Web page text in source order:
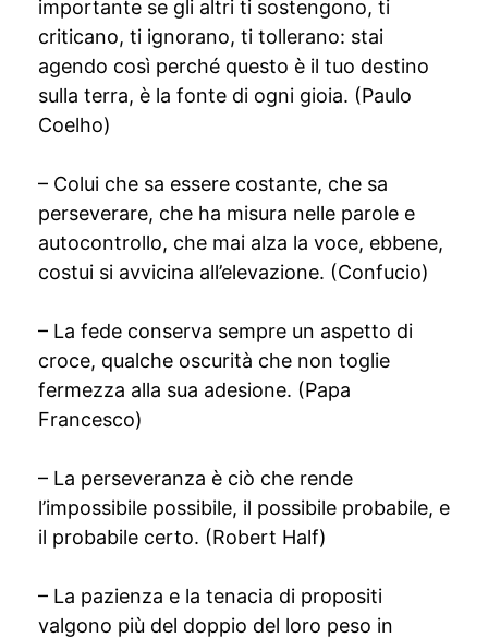
importante se gli altri ti sostengono, ti
criticano, ti ignorano, ti tollerano: stai
agendo così perché questo è il tuo destino
sulla terra, è la fonte di ogni gioia. (Paulo
Coelho)
– Colui che sa essere costante, che sa
perseverare, che ha misura nelle parole e
autocontrollo, che mai alza la voce, ebbene,
costui si avvicina all’elevazione. (Confucio)
– La fede conserva sempre un aspetto di
croce, qualche oscurità che non toglie
fermezza alla sua adesione. (Papa
Francesco)
– La perseveranza è ciò che rende
l’impossibile possibile, il possibile probabile, e
il probabile certo. (Robert Half)
– La pazienza e la tenacia di propositi
valgono più del doppio del loro peso in